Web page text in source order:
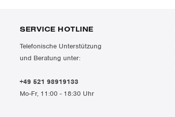
SERVICE HOTLINE
Telefonische Unterstützung
und Beratung unter:
+49 521 98919133
Mo-Fr, 11:00 - 18:30 Uhr